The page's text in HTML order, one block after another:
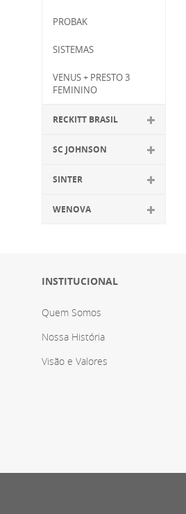
PROBAK
SISTEMAS
VENUS + PRESTO 3
FEMININO
RECKITT BRASIL
SC JOHNSON
SINTER
WENOVA
INSTITUCIONAL
Quem Somos
Nossa História
Visão e Valores